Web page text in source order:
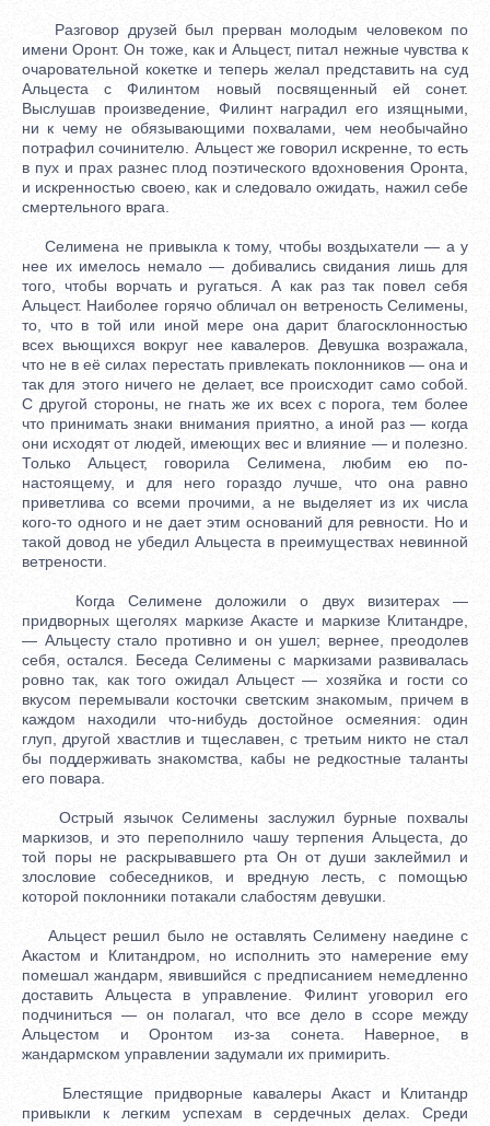
Разговор друзей был прерван молодым человеком по
имени Оронт. Он тоже, как и Альцест, питал нежные чувства к
очаровательной кокетке и теперь желал представить на суд
Альцеста с Филинтом новый посвященный ей сонет.
Выслушав произведение, Филинт наградил его изящными,
ни к чему не обязывающими похвалами, чем необычайно
потрафил сочинителю. Альцест же говорил искренне, то есть
в пух и прах разнес плод поэтического вдохновения Оронта,
и искренностью своею, как и следовало ожидать, нажил себе
смертельного врага.
Селимена не привыкла к тому, чтобы воздыхатели — а у
нее их имелось немало — добивались свидания лишь для
того, чтобы ворчать и ругаться. А как раз так повел себя
Альцест. Наиболее горячо обличал он ветреность Селимены,
то, что в той или иной мере она дарит благосклонностью
всех вьющихся вокруг нее кавалеров. Девушка возражала,
что не в её силах перестать привлекать поклонников — она и
так для этого ничего не делает, все происходит само собой.
С другой стороны, не гнать же их всех с порога, тем более
что принимать знаки внимания приятно, а иной раз — когда
они исходят от людей, имеющих вес и влияние — и полезно.
Только Альцест, говорила Селимена, любим ею по-
настоящему, и для него гораздо лучше, что она равно
приветлива со всеми прочими, а не выделяет из их числа
кого-то одного и не дает этим оснований для ревности. Но и
такой довод не убедил Альцеста в преимуществах невинной
ветрености.
Когда Селимене доложили о двух визитерах —
придворных щеголях маркизе Акасте и маркизе Клитандре,
— Альцесту стало противно и он ушел; вернее, преодолев
себя, остался. Беседа Селимены с маркизами развивалась
ровно так, как того ожидал Альцест — хозяйка и гости со
вкусом перемывали косточки светским знакомым, причем в
каждом находили что-нибудь достойное осмеяния: один
глуп, другой хвастлив и тщеславен, с третьим никто не стал
бы поддерживать знакомства, кабы не редкостные таланты
его повара.
Острый язычок Селимены заслужил бурные похвалы
маркизов, и это переполнило чашу терпения Альцеста, до
той поры не раскрывавшего рта Он от души заклеймил и
злословие собеседников, и вредную лесть, с помощью
которой поклонники потакали слабостям девушки.
Альцест решил было не оставлять Селимену наедине с
Акастом и Клитандром, но исполнить это намерение ему
помешал жандарм, явившийся с предписанием немедленно
доставить Альцеста в управление. Филинт уговорил его
подчиниться — он полагал, что все дело в ссоре между
Альцестом и Оронтом из-за сонета. Наверное, в
жандармском управлении задумали их примирить.
Блестящие придворные кавалеры Акаст и Клитандр
привыкли к легким успехам в сердечных делах. Среди